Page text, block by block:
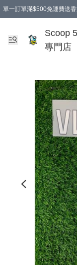
單一訂單滿$500免運費送
Scoop
專門店